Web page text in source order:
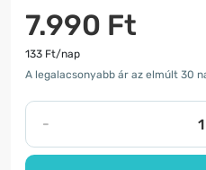
7.990 Ft
133 Ft/nap
A legalacsonyabb ár az elmúlt 30
-